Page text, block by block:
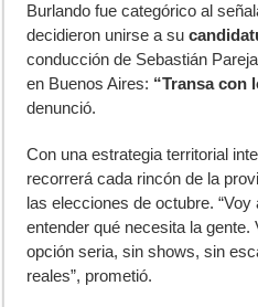
Burlando fue categórico al
decidieron unirse a su
conducción de Sebastián
en Buenos Aires: “Transa con
denunció.
Con una estrategia territorial
recorrerá cada rincón de la
las elecciones de octubre.
entender qué necesita la
opción seria, sin shows, sin
reales”, prometió.